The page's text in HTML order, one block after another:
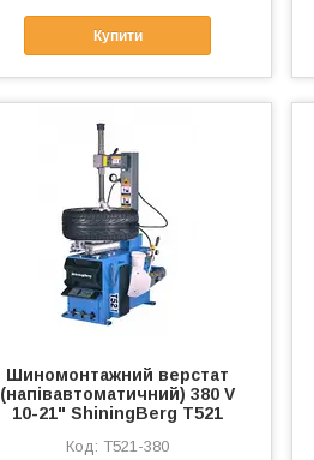
Купити
Шиномонтажний верстат
(напівавтоматичний) 380 V
10-21" ShiningBerg T521
T521-380